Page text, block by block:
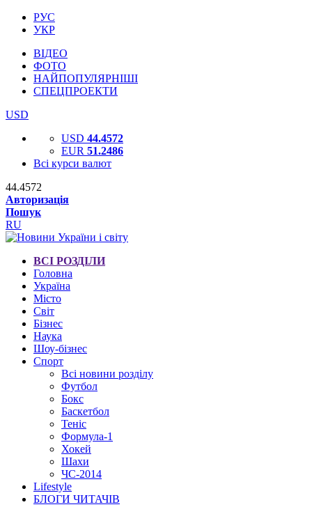
РУС
УКР
ВІДЕО
ФОТО
НАЙПОПУЛЯРНІШІ
СПЕЦПРОЕКТИ
USD
USD 44.4572
EUR 51.2486
Всі курси валют
44.4572
Авторизація
Пошук
RU
ВСІ РОЗДІЛИ
Головна
Україна
Місто
Світ
Бізнес
Наука
Шоу-бізнес
Спорт
Всі новини розділу
Футбол
Бокс
Баскетбол
Теніс
Формула-1
Хокей
Шахи
ЧС-2014
Lifestyle
БЛОГИ ЧИТАЧІВ